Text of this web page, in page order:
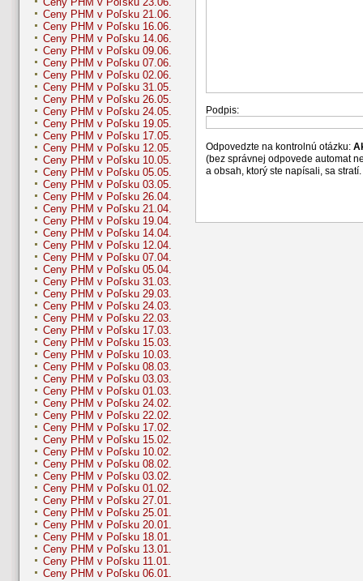
Ceny PHM v Poľsku 21.06.
Ceny PHM v Poľsku 16.06.
Ceny PHM v Poľsku 14.06.
Ceny PHM v Poľsku 09.06.
Ceny PHM v Poľsku 07.06.
Ceny PHM v Poľsku 02.06.
Ceny PHM v Poľsku 31.05.
Ceny PHM v Poľsku 26.05.
Ceny PHM v Poľsku 24.05.
Ceny PHM v Poľsku 19.05.
Ceny PHM v Poľsku 17.05.
Ceny PHM v Poľsku 12.05.
Ceny PHM v Poľsku 10.05.
Ceny PHM v Poľsku 05.05.
Ceny PHM v Poľsku 03.05.
Ceny PHM v Poľsku 26.04.
Ceny PHM v Poľsku 21.04.
Ceny PHM v Poľsku 19.04.
Ceny PHM v Poľsku 14.04.
Ceny PHM v Poľsku 12.04.
Ceny PHM v Poľsku 07.04.
Ceny PHM v Poľsku 05.04.
Ceny PHM v Poľsku 31.03.
Ceny PHM v Poľsku 29.03.
Ceny PHM v Poľsku 24.03.
Ceny PHM v Poľsku 22.03.
Ceny PHM v Poľsku 17.03.
Ceny PHM v Poľsku 15.03.
Ceny PHM v Poľsku 10.03.
Ceny PHM v Poľsku 08.03.
Ceny PHM v Poľsku 03.03.
Ceny PHM v Poľsku 01.03.
Ceny PHM v Poľsku 24.02.
Ceny PHM v Poľsku 22.02.
Ceny PHM v Poľsku 17.02.
Ceny PHM v Poľsku 15.02.
Ceny PHM v Poľsku 10.02.
Ceny PHM v Poľsku 08.02.
Ceny PHM v Poľsku 03.02.
Ceny PHM v Poľsku 01.02.
Ceny PHM v Poľsku 27.01.
Ceny PHM v Poľsku 25.01.
Ceny PHM v Poľsku 20.01.
Ceny PHM v Poľsku 18.01.
Ceny PHM v Poľsku 13.01.
Ceny PHM v Poľsku 11.01.
Ceny PHM v Poľsku 06.01.
Podpis:
Odpovedzte na kontrolnú otázku:
(bez správnej odpovede automat
a obsah, ktorý ste napísali, sa